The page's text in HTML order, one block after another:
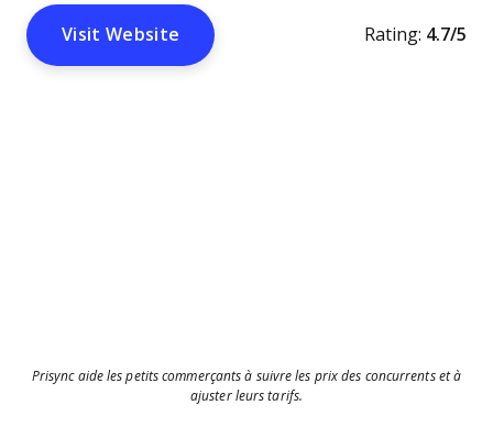
Visit Website Rating: 4.7/5
Prisync aide les petits commerçants à suivre les prix des concurrents et à
ajuster leurs tarifs.